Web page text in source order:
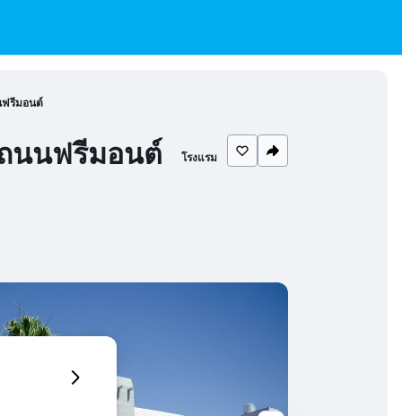
ฟรีมอนต์
นนฟรีมอนต์ โรงแรม